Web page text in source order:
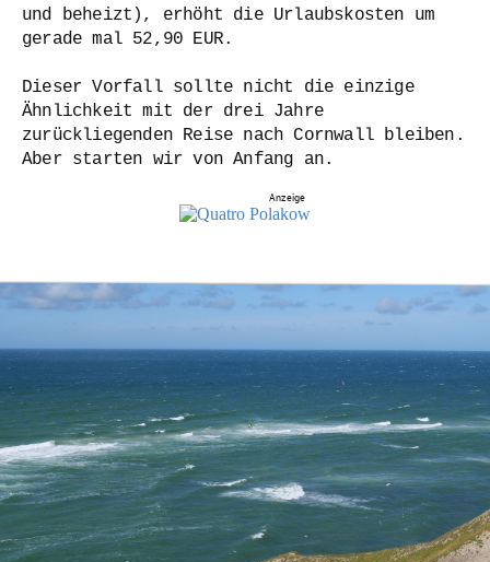
und beheizt), erhöht die Urlaubskosten um
gerade mal 52,90 EUR.
Dieser Vorfall sollte nicht die einzige
Ähnlichkeit mit der drei Jahre
zurückliegenden Reise nach Cornwall bleiben.
Aber starten wir von Anfang an.